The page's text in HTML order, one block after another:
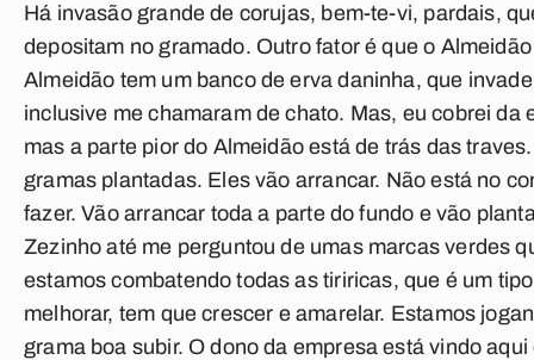
Há invasão grande de corujas, bem-te-vi, pardais,
depositam no gramado. Outro fator é que o
Almeidão tem um banco de erva daninha, que
inclusive me chamaram de chato. Mas, eu cobrei
mas a parte pior do Almeidão está de trás das
gramas plantadas. Eles vão arrancar. Não está no
fazer. Vão arrancar toda a parte do fundo e vão
Zezinho até me perguntou de umas marcas verdes
estamos combatendo todas as tiriricas, que é um
melhorar, tem que crescer e amarelar. Estamos
grama boa subir. O dono da empresa está vindo